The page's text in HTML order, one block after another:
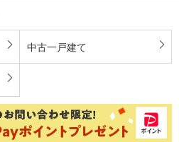
中古一戸建て